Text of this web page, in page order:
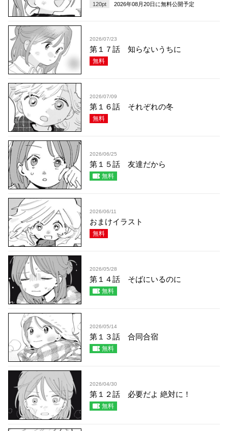
120pt 2026年08月20日 に無料公開予定
2026/07/23
第１７話 知らないうちに
無料
2026/07/09
第１６話 それぞれの冬
無料
2026/06/25
第１５話 友達だから
無料
2026/06/11
おまけイラスト
無料
2026/05/28
第１４話 そばにいるのに
無料
2026/05/14
第１３話 合同合宿
無料
2026/04/30
第１２話 必要だよ 絶対に！
無料